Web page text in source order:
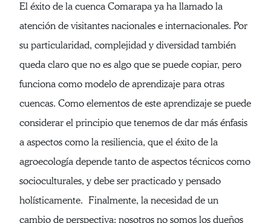
El éxito de la cuenca Comarapa ya ha llamado la
atención de visitantes nacionales e internacionales. Por
su particularidad, complejidad y diversidad también
queda claro que no es algo que se puede copiar, pero
funciona como modelo de aprendizaje para otras
cuencas. Como elementos de este aprendizaje se puede
considerar el principio que tenemos de dar más énfasis
a aspectos como la resiliencia, que el éxito de la
agroecología depende tanto de aspectos técnicos como
socioculturales, y debe ser practicado y pensado
holísticamente. Finalmente, la necesidad de un
cambio de perspectiva: nosotros no somos los dueños